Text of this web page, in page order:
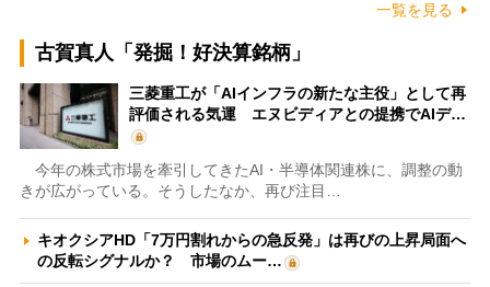
一覧を見る
古賀真人「発掘！好決算銘柄」
三菱重工が「AIインフラの新たな主役」として再
評価される気運 エヌビディアとの提携でAIデ…
今年の株式市場を牽引してきたAI・半導体関連株に、調整の動
きが広がっている。そうしたなか、再び注目…
キオクシアHD「7万円割れからの急反発」は再びの上昇局面へ
の反転シグナルか？ 市場のムー…